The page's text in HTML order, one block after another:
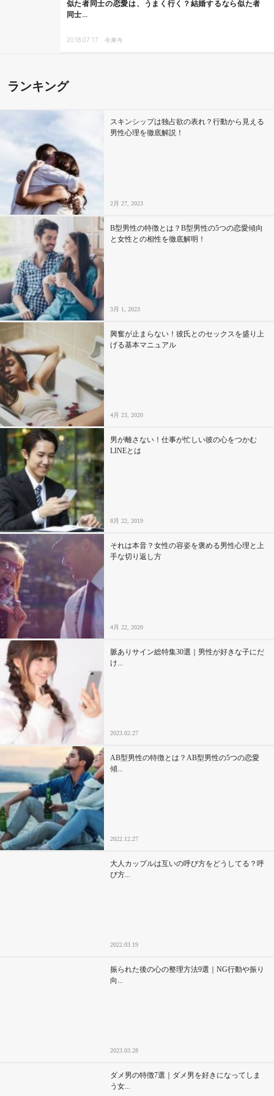
似た者同士の恋愛は、うまく行く？結婚するなら似た者
同士…
2018.07.17 今来今
ランキング
スキンシップは独占欲の表れ？行動から見える
男性心理を徹底解説！
2月 27, 2023
B型男性の特徴とは？B型男性の5つの恋愛傾向
と女性との相性を徹底解明！
3月 1, 2023
興奮が止まらない！彼氏とのセックスを盛り上
げる基本マニュアル
4月 23, 2020
男が離さない！仕事が忙しい彼の心をつかむ
LINEとは
8月 22, 2019
それは本音？女性の容姿を褒める男性心理と上
手な切り返し方
4月 22, 2020
脈ありサイン総特集30選｜男性が好きな子にだ
け...
2023.02.27
AB型男性の特徴とは？AB型男性の5つの恋愛
傾...
2022.12.27
大人カップルは互いの呼び方をどうしてる？呼
び方...
2022.03.19
振られた後の心の整理方法9選｜NG行動や振り
向...
2023.03.28
ダメ男の特徴7選｜ダメ男を好きになってしま
う女...